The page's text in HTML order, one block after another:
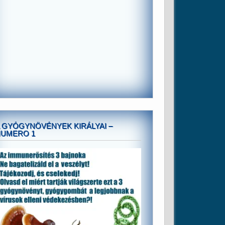
GYÓGYNÖVÉNYEK KIRÁLYAI –
1